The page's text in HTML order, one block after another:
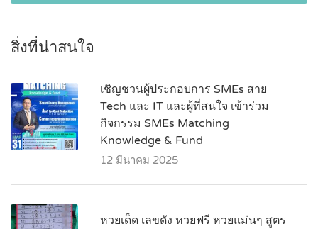
สิ่งที่น่าสนใจ
เชิญชวนผู้ประกอบการ SMEs สาย
Tech และ IT และผู้ที่สนใจ เข้าร่วม
กิจกรรม SMEs Matching
Knowledge & Fund
12 มีนาคม 2025
หวยเด็ด เลขดัง หวยฟรี หวยแม่นๆ สูตร